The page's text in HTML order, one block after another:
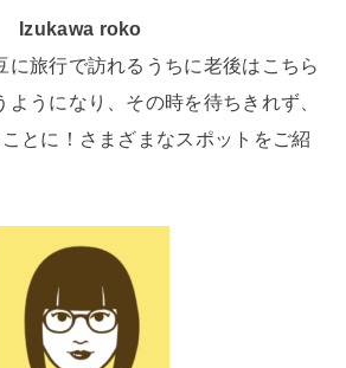
Izukawa roko
に旅行で訪れるうちに老後はこちら
うになり、その時を待ちきれず、
とに！さまざまなスポットをご紹